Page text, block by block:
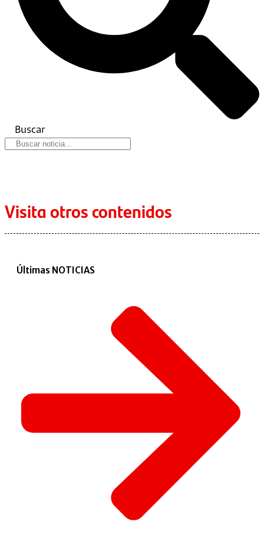
Buscar
Visita otros contenidos
Últimas NOTICIAS